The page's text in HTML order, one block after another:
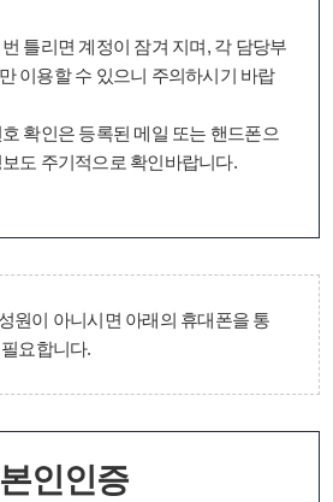
틀리면 계정이 잠겨 지며, 각 담당부
이용할 수 있으니 주의하시기 바랍
확인은 등록된 메일 또는 핸드폰으
도 주기적으로 확인바랍니다.
원이 아니시면 아래의 휴대폰을 통
요합니다.
본인인증